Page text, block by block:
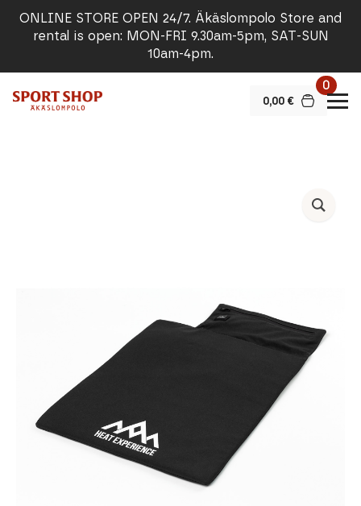
ONLINE STORE OPEN 24/7. Äkäslompolo Store and
rental is open: MON-FRI 9.30am-5pm, SAT-SUN
10am-4pm.
0,00 €
0